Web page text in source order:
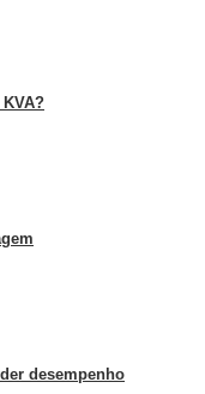
desempenho